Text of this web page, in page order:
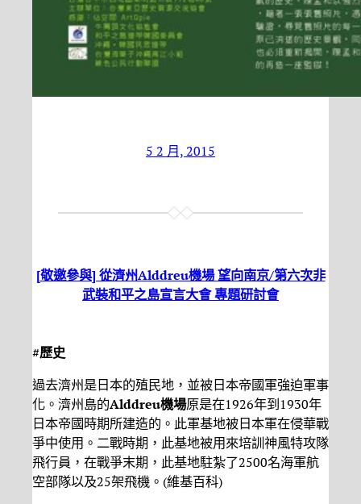
5 2 月, 2015
[敬邀參與] 從濟州Alddreu機場 望向南京/第六次非
武裝和平之島宣言大會 專題研討會
#歷史
過去濟州是日本的殖民地，並被日本帝國軍強迫軍事
化。濟州島的Alddreu機場原是在1926年到1930年
日本帝國時期所建造的。此軍基地被日本軍在侵華戰
爭中使用。二戰時期，此基地被用來培訓神風特攻隊
飛行員，在戰爭末期，此基地駐紮了2500名海軍航
空部隊以及25架飛機。(維基百科)